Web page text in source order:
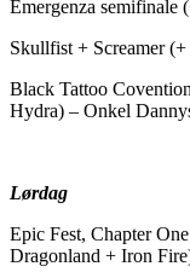
Emergenza
Skullfist + Screamer
Black Tattoo
Hydra) – Onkel
Lørdag
Epic Fest, Chapter
Dragonland + Iron